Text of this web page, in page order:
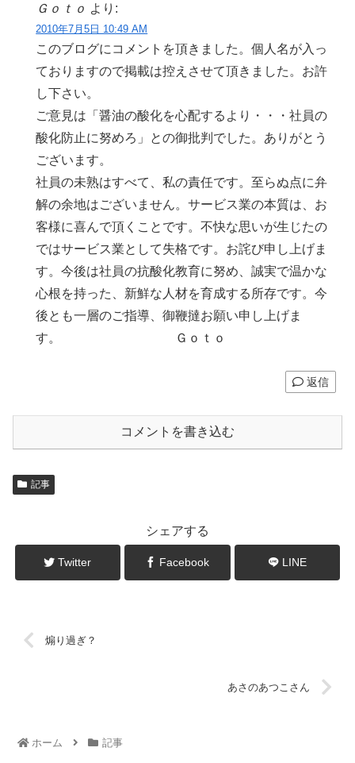
Ｇｏｔｏ より:
2010年7月5日 10:49 AM
このブログにコメントを頂きました。個人名が入っ
ておりますので掲載は控えさせて頂きました。お許
し下さい。
ご意見は「醤油の酸化を心配するより・・・社員の
酸化防止に努めろ」との御批判でした。ありがとう
ございます。
社員の未熟はすべて、私の責任です。至らぬ点に弁
解の余地はございません。サービス業の本質は、お
客様に喜んで頂くことです。不快な思いが生じたの
ではサービス業として失格です。お詫び申し上げま
す。今後は社員の抗酸化教育に努め、誠実で温かな
心根を持った、新鮮な人材を育成する所存です。今
後とも一層のご指導、御鞭撻お願い申し上げま
す。 Ｇｏｔｏ
返信
コメントを書き込む
記事
シェアする
Twitter Facebook LINE
煽り過ぎ？
あさのあつこさん
ホーム 記事